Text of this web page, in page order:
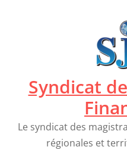
Syndicat
Le syndicat des
régionales et